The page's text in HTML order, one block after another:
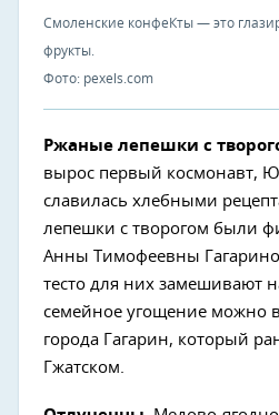
Смоленские конфеКты — это
фрукты.
Фото: pexels.com
Ржаные лепешки с
вырос первый космонавт,
славилась хлебными
лепешки с творогом были
Анны Тимофеевны
тесто для них замешивают
семейное угощение можно
города Гагарин, который
Гжатском.